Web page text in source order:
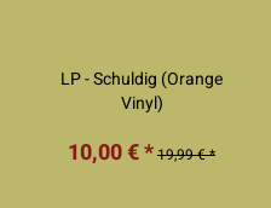
LP - Schuldig (Orange
Vinyl)
10,00 € *19,99 € *